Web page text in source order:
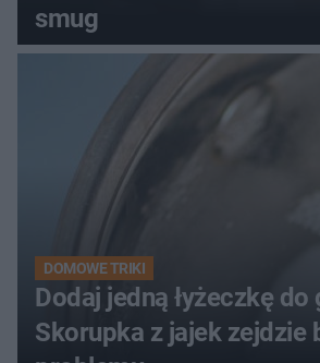
smug
DOMOWE TRIKI
Dodaj jedną łyżeczkę
Skorupka z jajek zejdzie